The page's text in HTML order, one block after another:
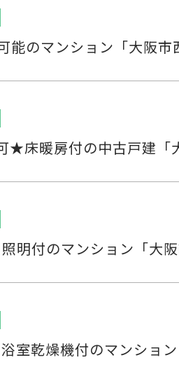
能のマンション「大阪市
★床暖房付の中古戸建「
明付のマンション「大阪
室乾燥機付のマンション